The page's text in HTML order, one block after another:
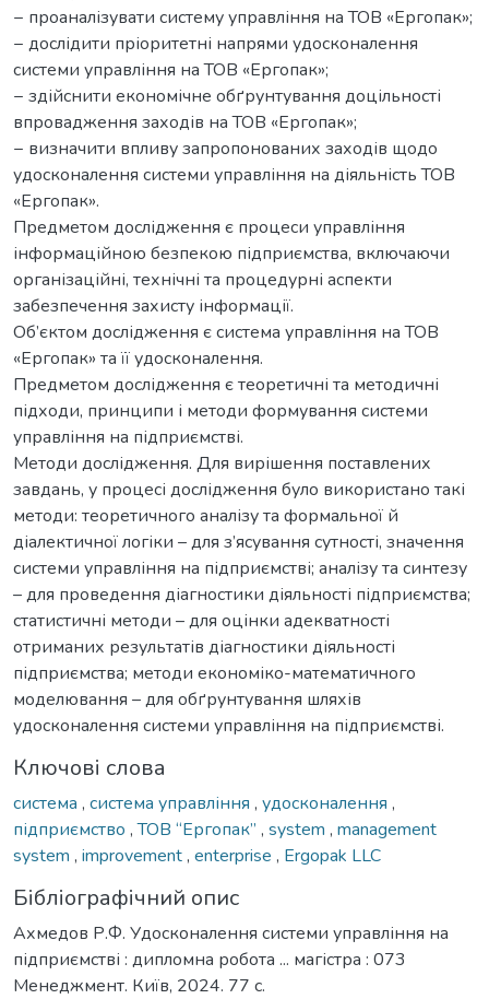
− проаналізувати систему управління на ТОВ «Ергопак»;
− дослідити пріоритетні напрями удосконалення
системи управління на ТОВ «Ергопак»;
− здійснити економічне обґрунтування доцільності
впровадження заходів на ТОВ «Ергопак»;
− визначити впливу запропонованих заходів щодо
удосконалення системи управління на діяльність ТОВ
«Ергопак».
Предметом дослідження є процеси управління
інформаційною безпекою підприємства, включаючи
організаційні, технічні та процедурні аспекти
забезпечення захисту інформації.
Об’єктом дослідження є система управління на ТОВ
«Ергопак» та її удосконалення.
Предметом дослідження є теоретичні та методичні
підходи, принципи і методи формування системи
управління на підприємстві.
Методи дослідження. Для вирішення поставлених
завдань, у процесі дослідження було використано такі
методи: теоретичного аналізу та формальної й
діалектичної логіки – для з’ясування сутності, значення
системи управління на підприємстві; аналізу та синтезу
– для проведення діагностики діяльності підприємства;
статистичні методи – для оцінки адекватності
отриманих результатів діагностики діяльності
підприємства; методи економіко-математичного
моделювання – для обґрунтування шляхів
удосконалення системи управління на підприємстві.
Ключові слова
система , система управління , удосконалення ,
підприємство ,ТОВ “Ергопак” , system , management
system , improvement, enterprise , Ergopak LLC
Бібліографічний опис
Ахмедов Р.Ф. Удосконалення системи управління на
підприємстві : дипломна робота ... магістра : 073
Менеджмент. Київ, 2024. 77 с.